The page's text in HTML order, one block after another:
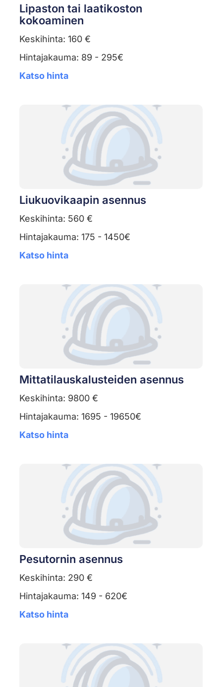
Lipaston tai laatikoston
kokoaminen
Keskihinta: 160 €
Hintajakauma: 89 - 295€
Katso hinta
Liukuovikaapin asennus
Keskihinta: 560 €
Hintajakauma: 175 - 1450€
Katso hinta
Mittatilauskalusteiden asennus
Keskihinta: 9800 €
Hintajakauma: 1695 - 19650€
Katso hinta
Pesutornin asennus
Keskihinta: 290 €
Hintajakauma: 149 - 620€
Katso hinta